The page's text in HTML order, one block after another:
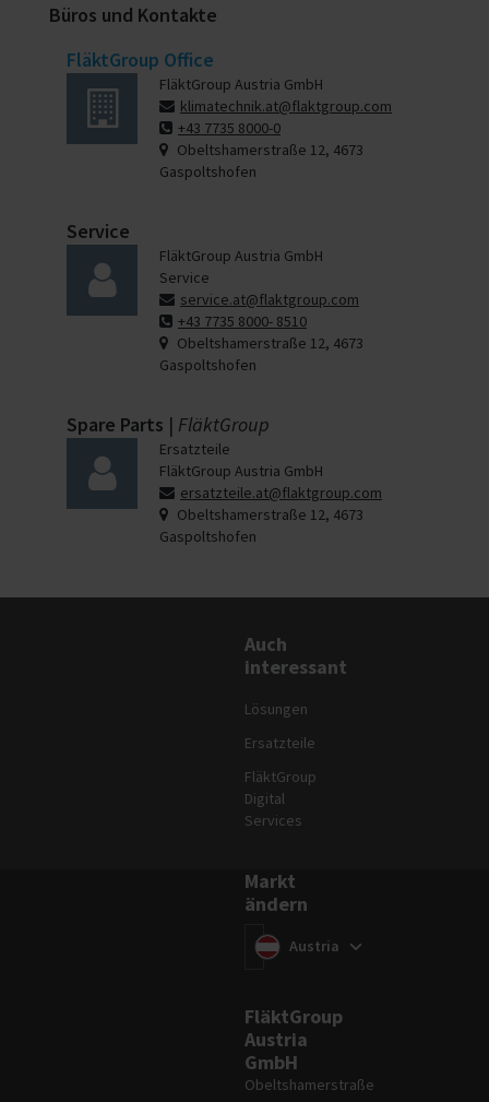
Büros und Kontakte
FläktGroup Office
FläktGroup Austria GmbH
klimatechnik.at@flaktgroup.com
+43 7735 8000-0
Obeltshamerstraße 12, 4673
Gaspoltshofen
Service
FläktGroup Austria GmbH
Service
service.at@flaktgroup.com
+43 7735 8000- 8510
Obeltshamerstraße 12, 4673
Gaspoltshofen
Spare Parts | FläktGroup
Ersatzteile
FläktGroup Austria GmbH
ersatzteile.at@flaktgroup.com
Obeltshamerstraße 12, 4673
Gaspoltshofen
Auch
interessant
Lösungen
Ersatzteile
FläktGroup
Digital
Services
Markt
ändern
Markt ändern
(Austria
FläktGroup
Austria
GmbH
Obeltshamerstraße